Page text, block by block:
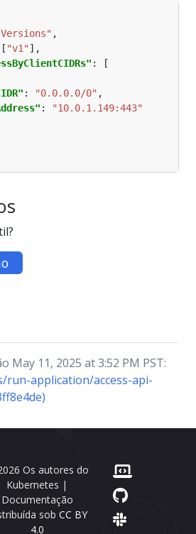
"v1"
: "0.0.0.0/0"
:
"10.0.1.149:443"
May 11, 2025 at 3:52 PM PST:
run-application/access-api-
Os autores do
Kubernetes |
Documentação
sob CC BY
4.0